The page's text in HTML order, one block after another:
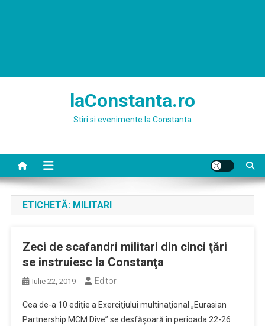
laConstanta.ro
Stiri si evenimente la Constanta
ETICHETĂ: MILITARI
Zeci de scafandri militari din cinci ţări
se instruiesc la Constanţa
Iulie 22, 2019 Editor
Cea de-a 10 ediţie a Exerciţiului multinaţional „Eurasian
Partnership MCM Dive” se desfăşoară în perioada 22-26